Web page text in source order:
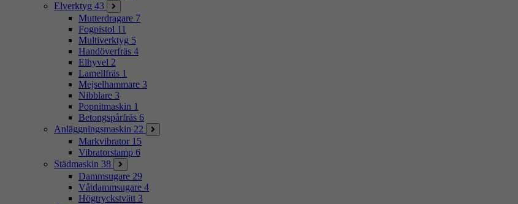
Elverktyg 43
Mutterdragare 7
Fogpistol 11
Multiverktyg 5
Handöverfräs 4
Elhyvel 2
Lamellfräs 1
Mejselhammare 3
Nibblare 3
Popnitmaskin 1
Betongspårfräs 6
Anläggningsmaskin 22
Markvibrator 15
Vibratorstamp 6
Städmaskin 38
Dammsugare 29
Våtdammsugare 4
Högtryckstvätt 3